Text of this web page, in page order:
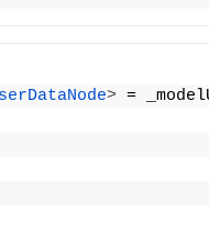
> =